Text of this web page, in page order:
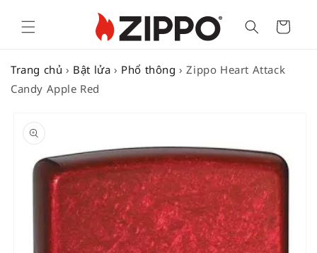
Cart
Trang chủ › Bật lửa › Phổ thông ›Zippo Heart Attack
Candy Apple Red
PRODUCT
INFORMATION